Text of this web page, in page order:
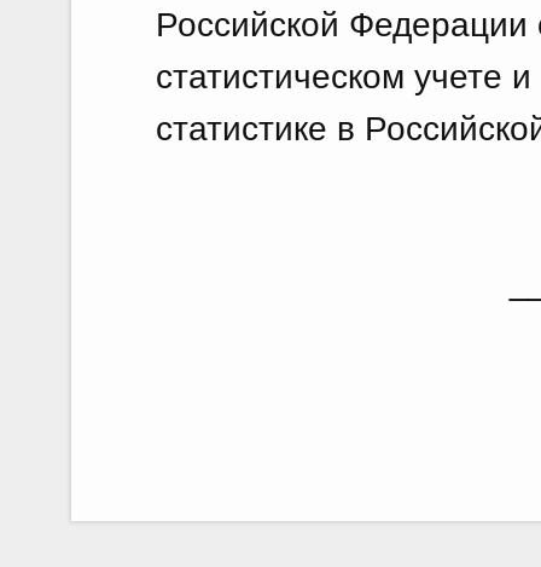
Российской
статистическом учете
статистике в